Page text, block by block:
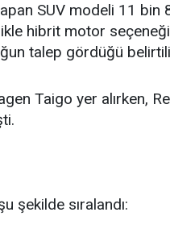
SUV modeli 11 bin
hibrit motor
talep gördüğü
Taigo yer alırken,
şekilde sıralandı: